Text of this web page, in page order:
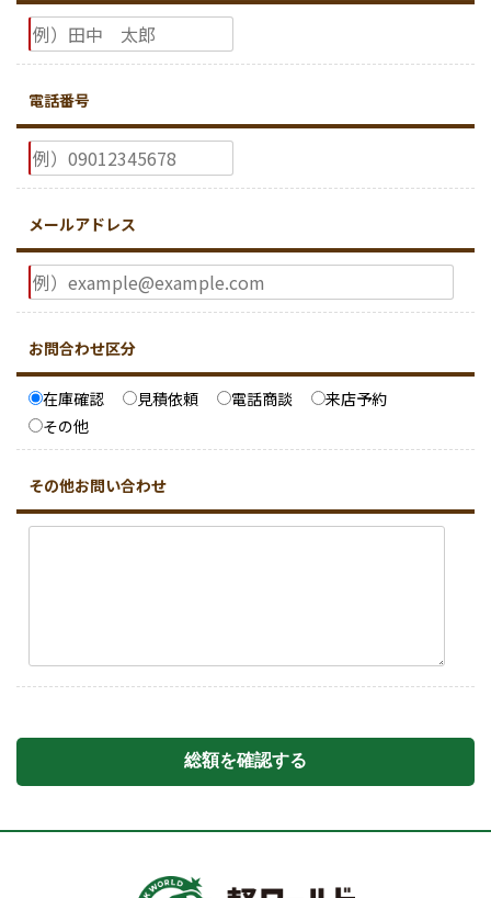
電話番号
メールアドレス
お問合わせ区分
在庫確認 見積依頼 電話商談
来店予約
その他
その他お問い合わせ